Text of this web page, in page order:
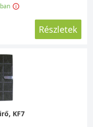
Részletek
KF7